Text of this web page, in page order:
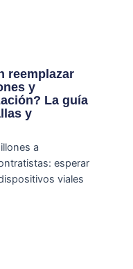
reemplazar
y
La guía
y
a
esperar
viales